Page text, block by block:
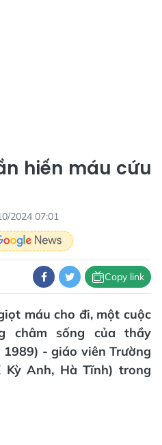
hiến máu cứu
2024 07:01
Copy link
máu cho đi, một cuộc
châm sống của thầy
- giáo viên Trường
Kỳ Anh, Hà Tĩnh) trong